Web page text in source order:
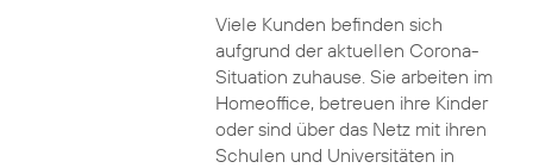
Viele Kunden befinden sich
aufgrund der aktuellen Corona-
Situation zuhause. Sie arbeiten im
Homeoffice, betreuen ihre Kinder
oder sind über das Netz mit ihren
Schulen und Universitäten in